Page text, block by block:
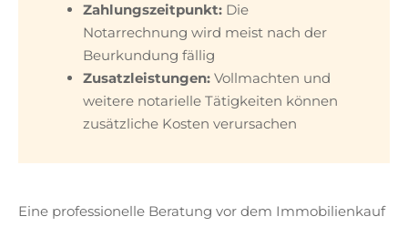
Zahlungszeitpunkt: Die
Notarrechnung wird meist nach der
Beurkundung fällig
Zusatzleistungen: Vollmachten und
weitere notarielle Tätigkeiten können
zusätzliche Kosten verursachen
Eine professionelle Beratung vor dem Immobilienkauf